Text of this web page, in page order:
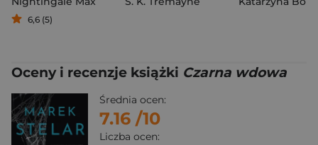
6,6 (5)
Oceny i recenzje książki Czarna wdowa
Średnia ocen:
7.16 /10
Liczba ocen: